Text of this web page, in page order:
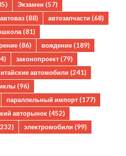
Экзамен (57)
автоваз (88) автозапчасти (68)
(81)
(86) вождение (189)
законопроект (79)
автомобили (241)
(96)
параллельный импорт (177)
авторынок (452)
электромобили (99)